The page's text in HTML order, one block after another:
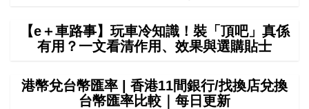
【e＋車路事】玩車冷知識！裝「頂吧」真係
有用？一文看清作用、效果與選購貼士
港幣兌台幣匯率 | 香港11間銀行/找換店兌換
台幣匯率比較｜每日更新